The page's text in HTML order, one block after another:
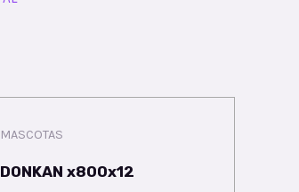
MASCOTAS
DONKAN x800x12